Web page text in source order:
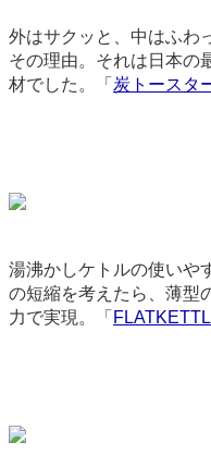
外はサクッと、中はふわ
その理由。それは日本の
材でした。「 炭トースタ
湯沸かしケトルの使いや
の短縮を考えたら、薄型
力で実現。「